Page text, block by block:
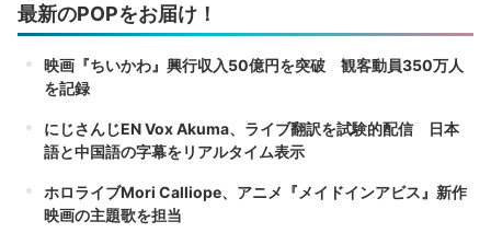
最新のPOPをお届け！
映画『ちいかわ』興行収入50億円を突破 観客動員350万人
を記録
にじさんじEN Vox Akuma、ライブ翻訳を試験的配信 日本
語と中国語の字幕をリアルタイム表示
ホロライブMori Calliope、アニメ『メイドインアビス』新作
映画の主題歌を担当